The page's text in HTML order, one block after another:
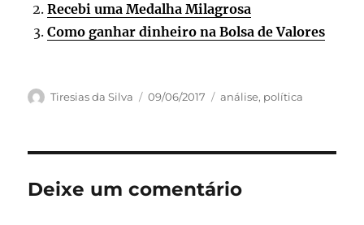
Recebi uma Medalha Milagrosa
Como ganhar dinheiro na Bolsa de Valores
Autor
Tiresias da Silva
Publicado
09/06/2017 Categorias
análise, política
Deixe um comentário